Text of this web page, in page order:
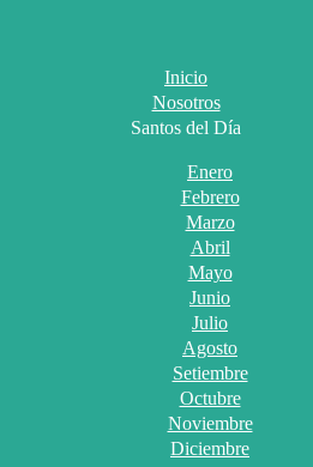
Inicio
Nosotros
Santos del Día
Enero
Febrero
Marzo
Abril
Mayo
Junio
Julio
Agosto
Setiembre
Octubre
Noviembre
Diciembre